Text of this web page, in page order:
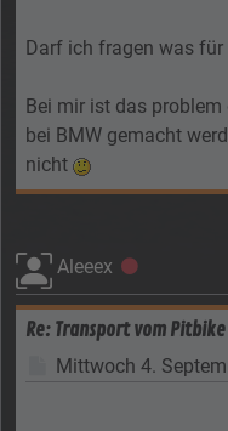
Darf ich fragen was für
Bei mir ist das
bei BMW gemacht
nicht
Aleeex Offline
Re: Transport vom Pitbike
Beitrag
Mittwoch 4.